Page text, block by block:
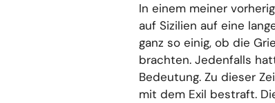
In einem meiner
auf Sizilien auf eine
ganz so einig, ob die
brachten. Jedenfalls
Bedeutung. Zu dieser
mit dem Exil bestraft.